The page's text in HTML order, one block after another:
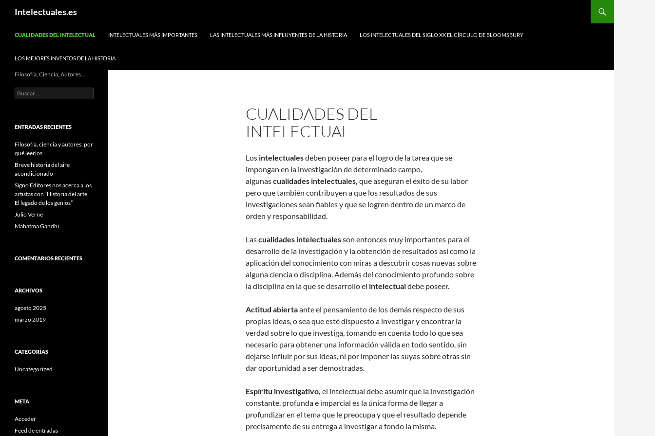
Intelectuales.es
CUALIDADES DEL INTELECTUAL INTELECTUALES MÁS IMPORTANTES LAS INTELECTUALES MÁS INFLUYENTES DE LA HISTORIA LOS INTELECTUALES DEL SIGLO XX EL CÍRCULO DE BLOOMSBURY
LOS MEJORES INVENTOS DE LA HISTORIA
CUALIDADES DEL
INTELECTUAL
Los intelectualesdeben poseer para el logro de la tarea que se
impongan en la investigación de determinado campo,
algunascualidades intelectuales, que aseguran el éxito de su labor
pero que también contribuyen a que los resultados de sus
investigaciones sean fiables y que se logren dentro de un marco de
orden y responsabilidad.
Lascualidades intelectualesson entonces muy importantes para el
desarrollo de la investigación y la obtención de resultados así como la
aplicación del conocimiento con miras a descubrir cosas nuevas sobre
alguna ciencia o disciplina. Además del conocimiento profundo sobre
la disciplina en la que se desarrollo el intelectualdebe poseer.
Actitud abiertaante el pensamiento de los demás respecto de sus
propias ideas, o sea que esté dispuesto a investigar y encontrar la
verdad sobre lo que investiga, tomando en cuenta todo lo que sea
necesario para obtener una información válida en todo sentido, sin
dejarse influir por sus ideas, ni por imponer las suyas sobre otras sin
dar oportunidad a ser demostradas.
Espíritu investigativo, el intelectual debe asumir que la investigación
constante, profunda e imparcial es la única forma de llegar a
profundizar en el tema que le preocupa y que el resultado depende
precisamente de su entrega a investigar a fondo la misma.
Filosofía, Ciencia, Autores…
Buscar:
ENTRADAS RECIENTES
Filosofía, ciencia y autores: por
qué leerlos
Breve historia del aire
acondicionado
Signo Editores nos acerca a los
artistas con “Historia del arte.
El legado de los genios”
Julio Verne
Mahatma Gandhi
COMENTARIOS RECIENTES
ARCHIVOS
agosto 2025
marzo 2019
CATEGORÍAS
Uncategorized
META
Acceder
Feed de entradas